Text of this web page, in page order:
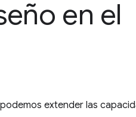
en el
extender las